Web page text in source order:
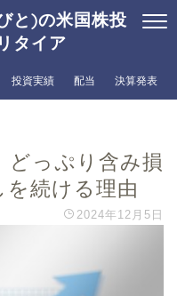
と)の米国株投
タイア
投資実績 配当 決算発表
っぷり含み損
を続ける理由
2024年12月5日